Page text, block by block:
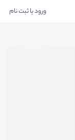
ورود یا ثبت نام